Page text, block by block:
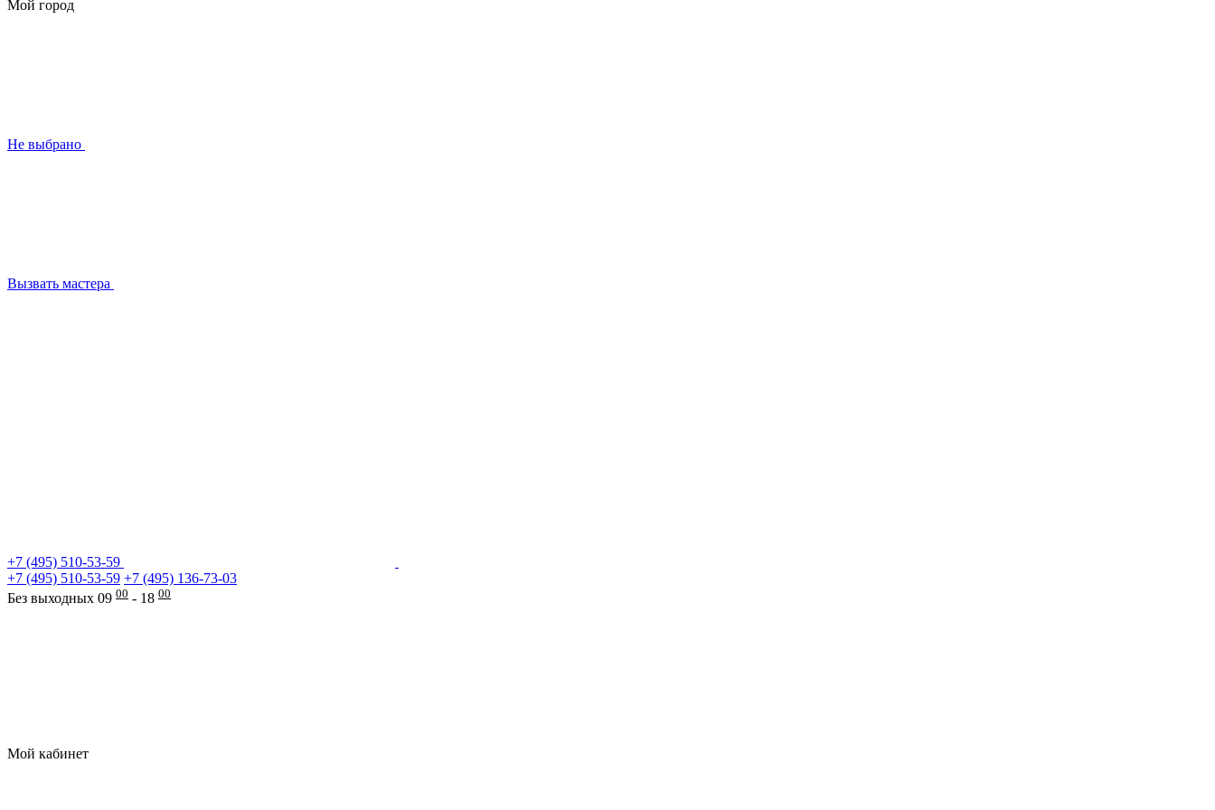
Мой город
Не выбрано
Вызвать мастера
+7 (495) 510-53-59
+7 (495) 510-53-59 +7 (495) 136-73-03
Без выходных 09 00 - 18 00
Мой кабинет